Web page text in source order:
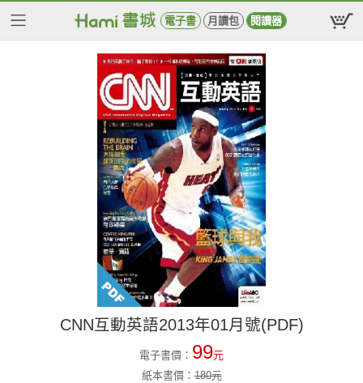
電子書 月讀包 閱讀器
CNN互動英語2013年01月號(PDF)
電子書價： 99元
紙本書價：180元